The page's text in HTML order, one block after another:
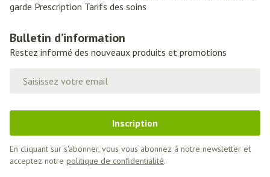
garde Prescription Tarifs des soins
Bulletin d’information
Restez informé des nouveaux produits et promotions
Inscription
En cliquant sur s'abonner, vous vous abonnez à notre newsletter et
acceptez notre politique de confidentialité.